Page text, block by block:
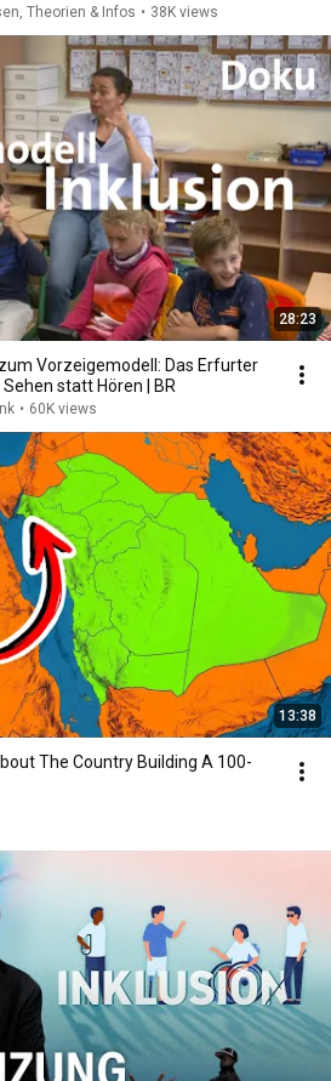
Theorien & Infos • 38K views
28:23
Vorzeigemodell: Das Erfurter
statt Hören | BR
• 60K views
13:38
The Country Building A 100-